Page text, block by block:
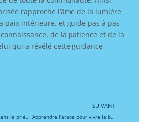
rapproche l’âme de la lumière
paix intérieure, et guide pas à pas
de la patience et de la
qui a révélé cette guidance
Trouver la quiétude dans la prière : apprendre l’arabe et l’immersion spirituelle pour développer le khushu’ et comprendre le Coran en profondeur
SUIVANT
Apprendre l’arabe pour vivre la bienveillance conjugale selon la Sunna : immersion dans le Coran et la sagesse prophétique pour un couple musulman épanoui